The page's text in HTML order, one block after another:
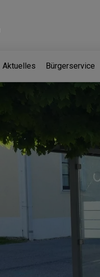
Aktuelles Bürgerservice